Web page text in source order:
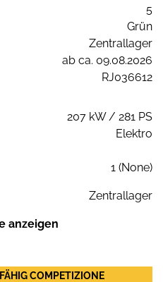
5
Grün
Zentrallager
ab ca. 09.08.2026
RJ036612
207 kW / 281 PS
Elektro
1 (None)
Zentrallager
anzeigen
COMPETIZIONE